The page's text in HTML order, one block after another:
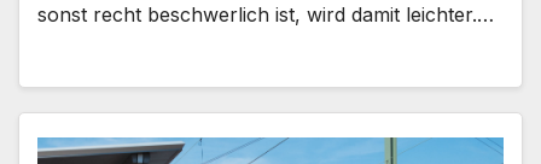
sonst recht beschwerlich ist, wird damit leichter.…